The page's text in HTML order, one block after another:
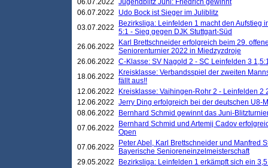
06.07.2022 Jugendblitz Juni: Friedrich gewinnt
06.07.2022
Udo Bock ist Sieger im Juliblitz
03.07.2022
Bezirksliga: Leinfelden 1 macht den Aufstieg
5:1 - Sieg gegen DJK Stuttgart-Süd
26.06.2022
Karl Brettschneider erfolgreich beim 29.
Seniorenturnier 2022 in Miedzyzdroje
26.06.2022 C-Klasse: SV Nagold 2 - SC Leinfelden 3
18.06.2022
Kreisklasse: Verbandsspiel der zweiten
fällt aus!!
12.06.2022
Kreisklasse: Vaihingen-Rohr 2 - Leinfelden 2
12.06.2022 Jerry Ding erfolgreich bei der deutschen U8-
08.06.2022
Bernhard Schmid gewinnt das Juni-
07.06.2022
Bernhard Schmid und Artemij Cadov
Open
07.06.2022
Peter Abel, Karl Brettschneider und Manfred
Bayerische Senioreneinzelmeisterschaft
29.05.2022
Bezirksliga: Leinfelden 1 erkämpft sich ein